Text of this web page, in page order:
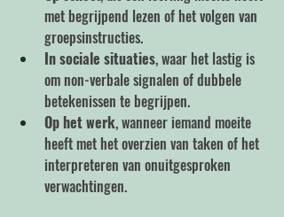
met begrijpend lezen of het volgen van
groepsinstructies.
In sociale situaties, waar het lastig is
om non-verbale signalen of dubbele
betekenissen te begrijpen.
Op het werk, wanneer iemand moeite
heeft met het overzien van taken of het
interpreteren van onuitgesproken
verwachtingen.